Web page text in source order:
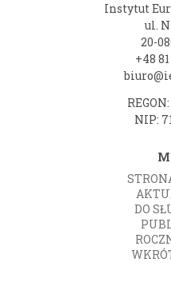
Instytut
ul.
20-
+48
NIP:
DO